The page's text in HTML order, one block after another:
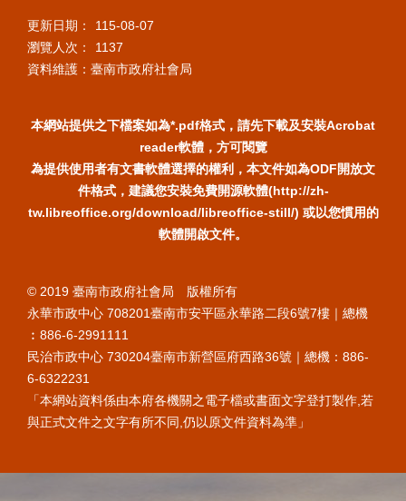
更新日期：
115-08-07
瀏覽人次：
1137
資料維護：臺南市政府社會局
本網站提供之下檔案如為*.pdf格式，請先下載及安裝Acrobat
reader軟體，方可閱覽
為提供使用者有文書軟體選擇的權利，本文件如為ODF開放文
件格式，建議您安裝免費開源軟體(http://zh-
tw.libreoffice.org/download/libreoffice-still/) 或以您慣用的
軟體開啟文件。
© 2019 臺南市政府社會局 版權所有
永華市政中心 708201臺南市安平區永華路二段6號7樓｜總機
︰886-6-2991111
民治市政中心 730204臺南市新營區府西路36號｜總機：886-
6-6322231
「本網站資料係由本府各機關之電子檔或書面文字登打製作,若
與正式文件之文字有所不同,仍以原文件資料為準」